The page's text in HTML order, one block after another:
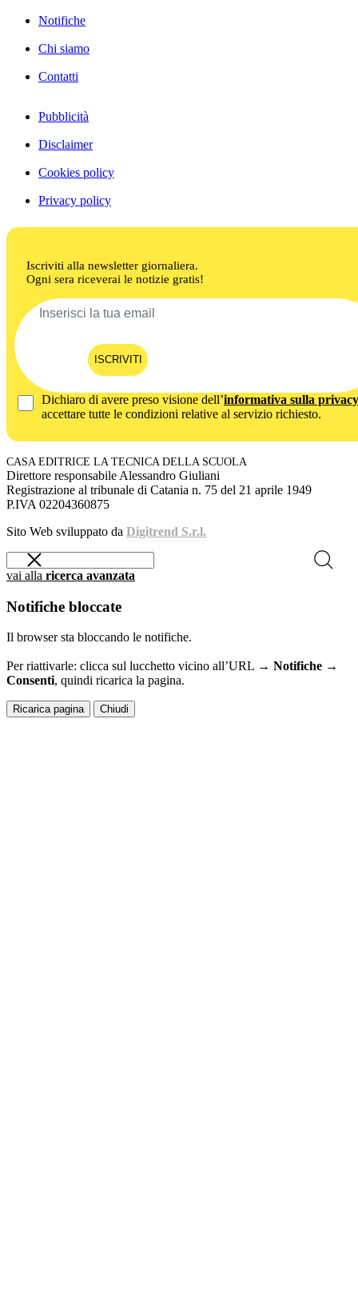
Notifiche
Chi siamo
Contatti
Pubblicità
Disclaimer
Cookies policy
Privacy policy
Iscriviti alla newsletter giornaliera.
Ogni sera riceverai le notizie gratis!
ISCRIVITI
Dichiaro di avere preso visione dell’informativa sulla privacy
accettare tutte le condizioni relative al servizio richiesto.
CASA EDITRICE LA TECNICA DELLA SCUOLA
Direttore responsabile Alessandro Giuliani
Registrazione al tribunale di Catania n. 75 del 21 aprile 1949
P.IVA 02204360875
Sito Web sviluppato da Digitrend S.r.l.
vai alla ricerca avanzata
Notifiche bloccate
Il browser sta bloccando le notifiche.
Per riattivarle: clicca sul lucchetto vicino all’URL → Notifiche →
Consenti, quindi ricarica la pagina.
Ricarica pagina Chiudi